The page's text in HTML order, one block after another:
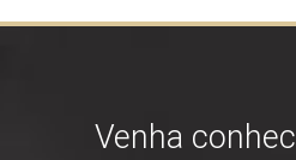
Venha